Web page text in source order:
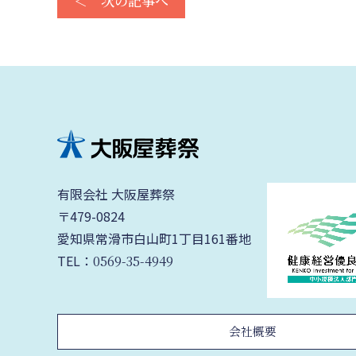
有限会社 大阪屋葬祭
〒479-0824
愛知県常滑市白山町1丁目161番地
TEL： 0569-35-4949
会社概要